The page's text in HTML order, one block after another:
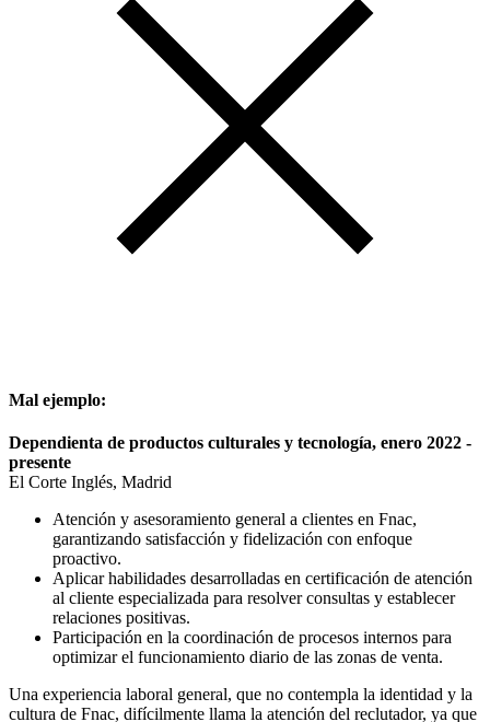
Mal ejemplo:
Dependienta de productos culturales y tecnología, enero 2022 -
presente
El Corte Inglés, Madrid
Atención y asesoramiento general a clientes en Fnac,
garantizando satisfacción y fidelización con enfoque
proactivo.
Aplicar habilidades desarrolladas en certificación de atención
al cliente especializada para resolver consultas y establecer
relaciones positivas.
Participación en la coordinación de procesos internos para
optimizar el funcionamiento diario de las zonas de venta.
Una experiencia laboral general, que no contempla la identidad y la
cultura de Fnac, difícilmente llama la atención del reclutador, ya que